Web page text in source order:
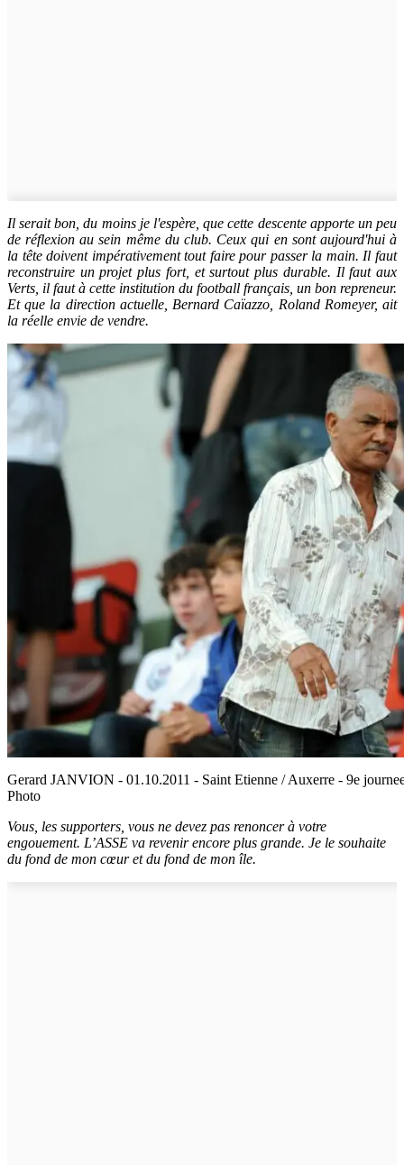
Il serait bon, du moins je l'espère, que cette descente apporte un peu
de réflexion au sein même du club. Ceux qui en sont aujourd'hui à
la tête doivent impérativement tout faire pour passer la main. Il faut
reconstruire un projet plus fort, et surtout plus durable. Il faut aux
Verts, il faut à cette institution du football français, un bon repreneur.
Et que la direction actuelle, Bernard Caïazzo, Roland Romeyer, ait
la réelle envie de vendre.
Gerard JANVION - 01.10.2011 - Saint Etienne / Auxerre - 9e
Photo
Vous, les supporters, vous ne devez pas renoncer à votre
engouement. L’ASSE va revenir encore plus grande. Je le souhaite
du fond de mon cœur et du fond de mon île.